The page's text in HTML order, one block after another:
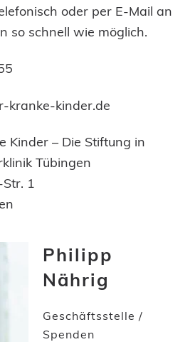
oder per E-Mail an
so schnell wie möglich.
kranke-kinder.de
Kinder – Die Stiftung in
Tübingen
1
Philipp
Nährig
Geschäftsstelle /
Spenden